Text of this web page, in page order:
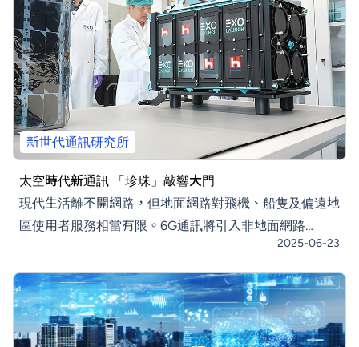
畫，希望透過低軌道通訊的概念驗證，測試其技術可行
性，並為
新世代通訊研究所
太空時代新通訊 「珍珠」敲響大門
現代生活離不開網路，但地面網路對飛機、船隻及偏遠地
區使用者服務相當有限。6G通訊將引入非地面網路
（NTNs），利用低軌道衛星提供無所不在的網路連接。
2017年SpaceX以可回收火箭技術降低發射成本，使低軌
道衛星通訊重獲新生。鴻海研究院的「珍珠號」計畫成功
驗證衛星通訊的可行性，展示了其太空工程實力。現今的
都市生活中已離不開網路，目前網路連接主要靠的是地面
2025-06-23